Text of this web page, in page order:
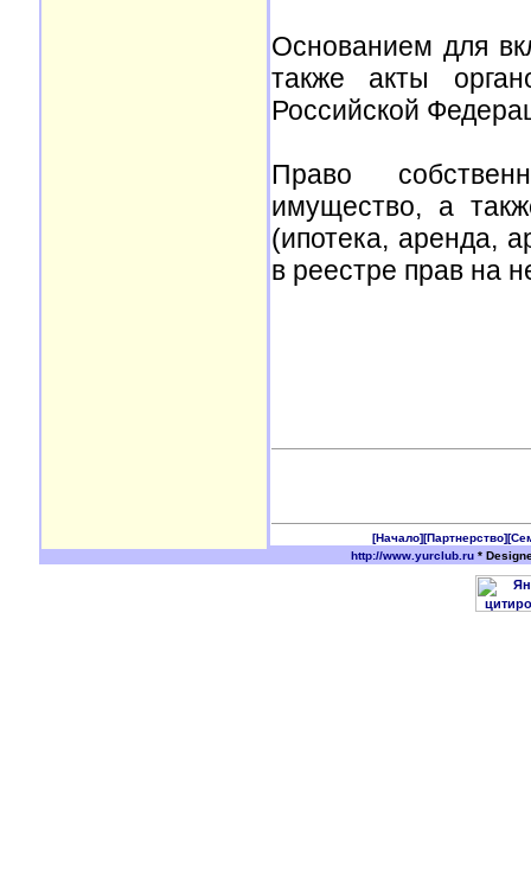
Основанием для
также акты
Российской
Право
имущество, а
(ипотека, аренда,
в реестре прав на
[Начало][Партнерство]
http://www.yurclub.ru *